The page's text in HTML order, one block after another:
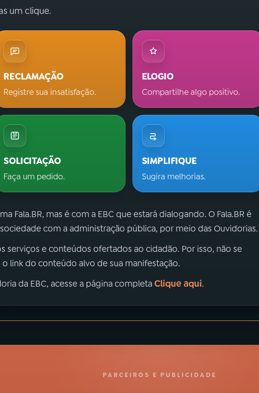
um clique.
RECLAMAÇÃO
Registre sua insatisfação.
ELOGIO
Compartilhe algo positivo.
SOLICITAÇÃO
Faça um pedido.
SIMPLIFIQUE
Sugira melhorias.
Fala.BR, mas é com a EBC que estará dialogando. O Fala.BR é
com a administração pública, por meio das Ouvidorias.
serviços e conteúdos ofertados ao cidadão. Por isso, não se
link do conteúdo alvo de sua manifestação.
da EBC, acesse a página completaClique aqui.
PARCEIROS E PUBLICIDADE